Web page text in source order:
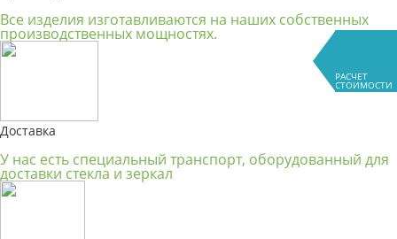
РАСЧЕТ
СТОИМОСТИ
Все изделия изготавливаются на наших собственных
производственных мощностях.
Доставка
У нас есть специальный транспорт, оборудованный для
доставки стекла и зеркал